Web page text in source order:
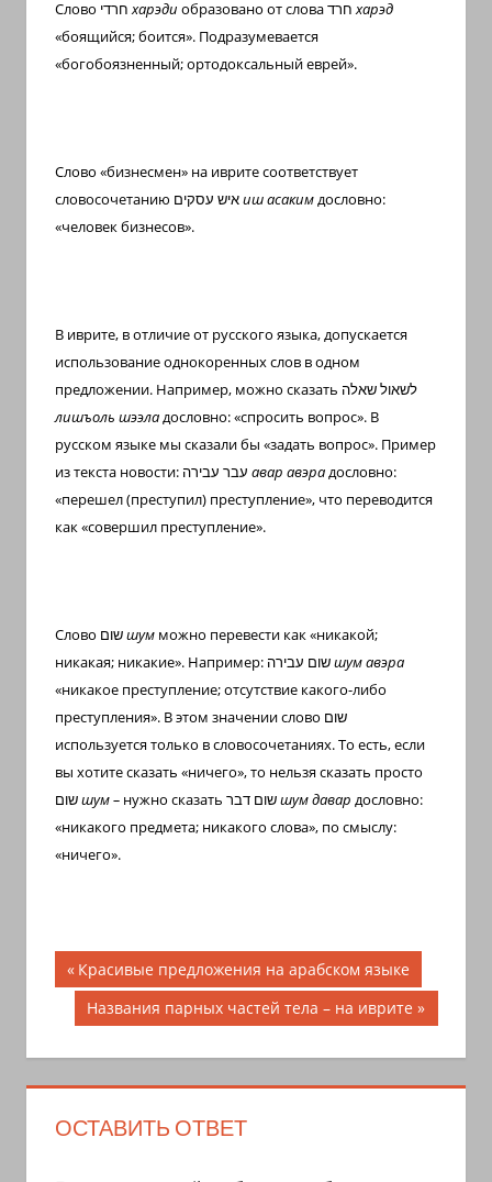
Слово חרדיхарэди образовано от словаחרדхарэд
«боящийся; боится». Подразумевается
«богобоязненный; ортодоксальный еврей».
Слово «бизнесмен» на иврите соответствует
словосочетанию איש עסקיםиш асакимдословно:
«человек бизнесов».
В иврите, в отличие от русского языка, допускается
использование однокоренных слов в одном
предложении. Например, можно сказать לשאול שאלה
лишъоль шээладословно: «спросить вопрос». В
русском языке мы сказали бы «задать вопрос». Пример
из текста новости: עבר עבירה авар авэрадословно:
«перешел (преступил) преступление», что переводится
как «совершил преступление».
Слово שוםшум можно перевести как «никакой;
никакая; никакие». Например: שום עבירהшум авэра
«никакое преступление; отсутствие какого-либо
преступления». В этом значении слово שום
используется только в словосочетаниях. То есть, если
вы хотите сказать «ничего», то нельзя сказать просто
שוםшум – нужно сказать שום דברшум давар дословно:
«никакого предмета; никакого слова», по смыслу:
«ничего».
Навигация
по
записям
Предыдущая
запись;
Красивые предложения на арабском языке
Следующая
запись:
Названия парных частей тела – на иврите
ОСТАВИТЬ ОТВЕТ